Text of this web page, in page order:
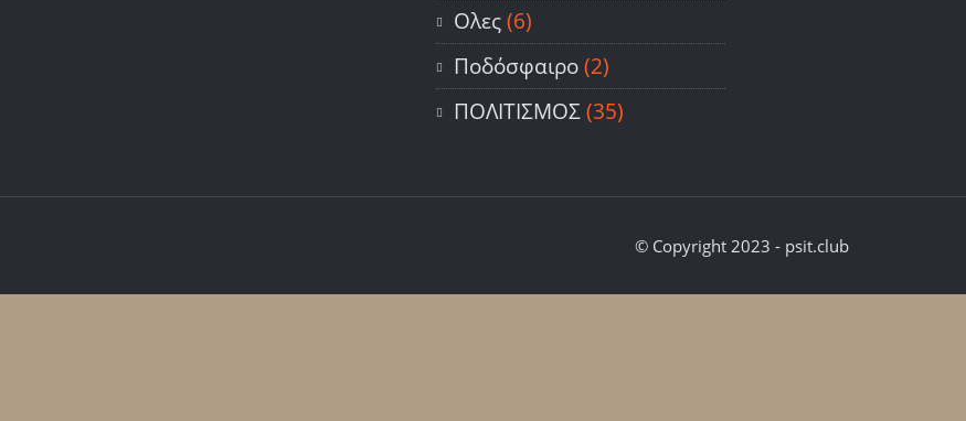
Ολες(6)
Ποδόσφαιρο(2)
ΠΟΛΙΤΙΣΜΟΣ(35)
© Copyright 2023 - psit.club